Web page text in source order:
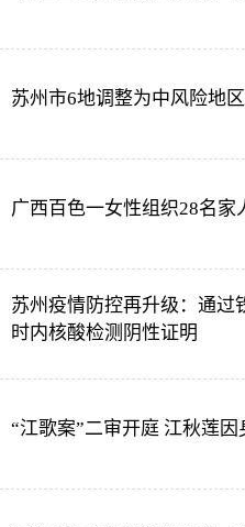
苏州市6地调整为中风险地区
广西百色一女性组织28名家
苏州疫情防控再升级：通过
时内核酸检测阴性证明
“江歌案”二审开庭 江秋莲